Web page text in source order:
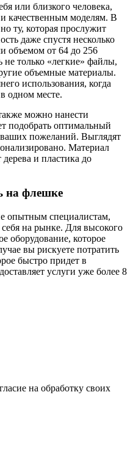
или близкого человека,
качественным моделям. В
ту, которая прослужит
даже спустя несколько
объемом от 64 до 256
только «легкие» файлы,
объемные материалы.
использования, когда
одном месте.
можно нанести
подобрать оптимальный
пожеланий. Выглядят
Материал
и пластика до
на флешке
опытным специалистам,
на рынке. Для высокого
оборудование, которое
вы рискуете потратить
быстро придет в
услуги уже более 8
на обработку своих